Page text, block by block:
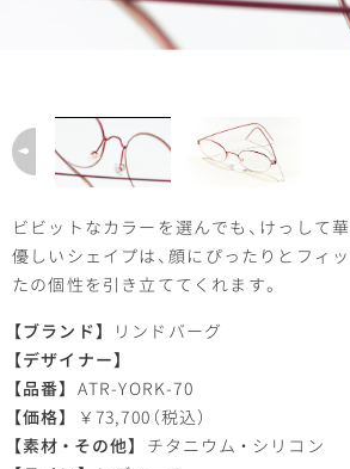
ビビットなカラーを選んでも 、けっして
優しいシェイプは、顔にぴったりとフィ
たの個性を引き立ててくれます。
【ブランド】 リンドバーグ
【デザイナー】
【品番】 ATR-YORK-70
【価格】 ￥73,700（税込）
【素材・その他】 チタニウム ・ シリコン